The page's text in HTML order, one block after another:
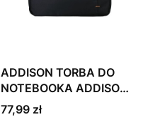
ADDISON TORBA DO
NOTEBOOKA ADDISON
TRINITY 14
Cena
77,99 zł